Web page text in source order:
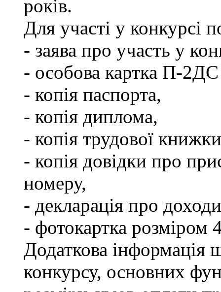
років.
Для участі у конкурсі
- заява про участь у
- особова картка П-
- копія паспорта,
- копія диплома,
- копія трудової
- копія довідки про
номеру,
- декларація про
- фотокартка розміром
Додаткова інформація
конкурсу, основних